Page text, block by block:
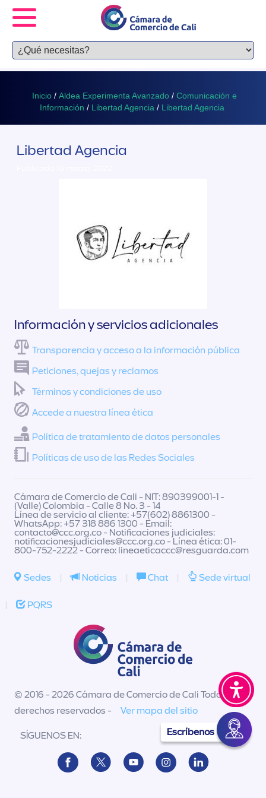
Inicio / Aldea Experimenta Avanzado / Comunicación e
Información / Libertad Agencia / Libertad Agencia
Libertad Agencia
Escríbenos
Información y servicios adicionales
Transparencia y acceso a la información pública
Peticiones, quejas y reclamos
Términos y condiciones de uso
Accede a nuestra línea ética
Política de tratamiento de datos personales
Políticas de uso de las Redes Sociales
Cámara de Comercio de Cali - NIT: 890399001-1 -
(Valle) Colombia - Calle 8 No. 3 - 14
Línea de servicio al cliente: +57(602) 8861300 -
WhatsApp: +57 318 886 1300 - Email:
contacto@ccc.org.co- Notificaciones judiciales:
notificacionesjudiciales@ccc.org.co- Línea ética: 01-
800-752-2222 - Correo: lineaeticaccc@resguarda.com
Sedes | Noticias | Chat | Sede virtual
| PQRS
© 2016 - 2026 Cámara de Comercio de Cali Todos los
derechos reservados -
Ver mapa del sitio
SÍGUENOS EN: